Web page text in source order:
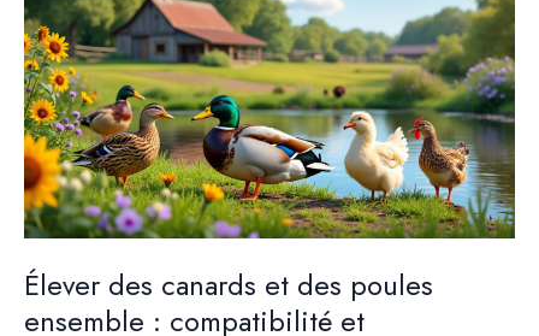
Élever des canards et des poules
ensemble : compatibilité et